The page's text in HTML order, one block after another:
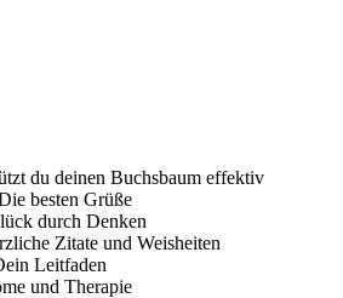
du deinen Buchsbaum effektiv
besten Grüße
durch Denken
Zitate und Weisheiten
Leitfaden
und Therapie